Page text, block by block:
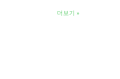
더보기 »